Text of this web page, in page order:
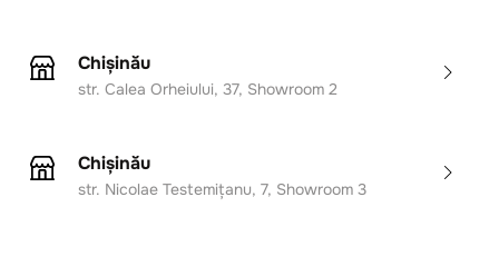
Chișinău
str. Calea Orheiului, 37, Showroom 2
Chișinău
str. Nicolae Testemițanu, 7, Showroom 3